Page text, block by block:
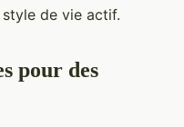
de vie actif.
pour des